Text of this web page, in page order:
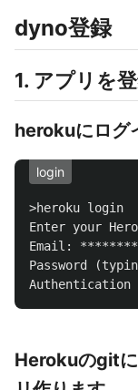
dyno登録
1. アプリを
herokuにログ
login
>heroku login
Enter your
Email:
Password
(
Authentication
Herokuのgitに